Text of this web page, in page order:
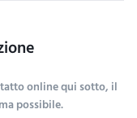
online qui sotto, il
possibile.